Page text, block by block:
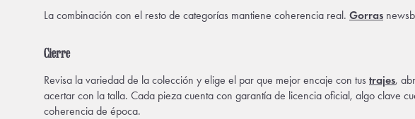
La combinación con el resto de categorías mantiene coherencia real. Gorras
Cierre
Revisa la variedad de la colección y elige el par que mejor encaje con tus trajes,
acertar con la talla. Cada pieza cuenta con garantía de licencia oficial, algo clave
coherencia de época.